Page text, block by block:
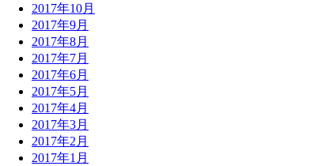
2017年10月
2017年9月
2017年8月
2017年7月
2017年6月
2017年5月
2017年4月
2017年3月
2017年2月
2017年1月